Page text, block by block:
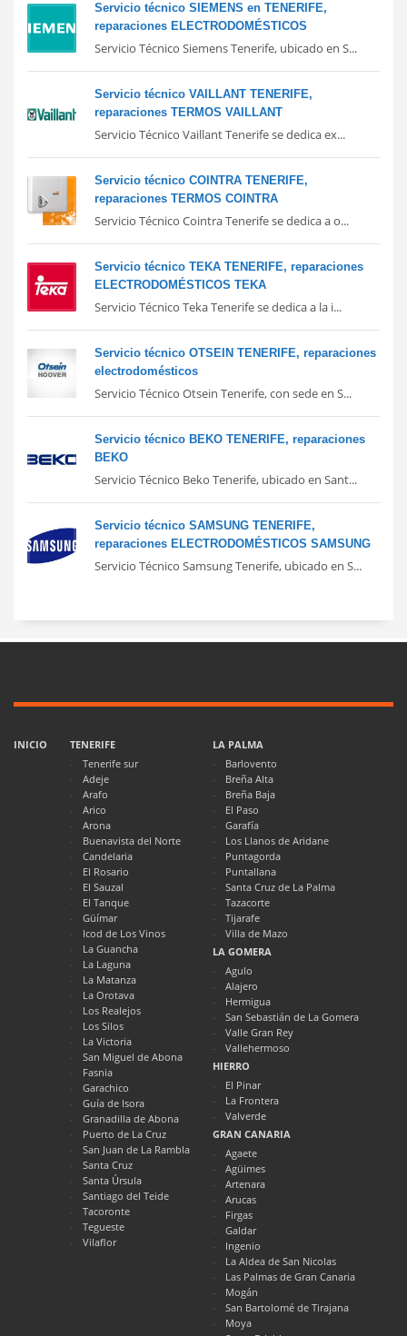
Servicio técnico SIEMENS en TENERIFE,
reparaciones ELECTRODOMÉSTICOS
Servicio Técnico Siemens Tenerife, ubicado en S...
Servicio técnico VAILLANT TENERIFE,
reparaciones TERMOS VAILLANT
Servicio Técnico Vaillant Tenerife se dedica ex...
Servicio técnico COINTRA TENERIFE,
reparaciones TERMOS COINTRA
Servicio Técnico Cointra Tenerife se dedica a o...
Servicio técnico TEKA TENERIFE, reparaciones
ELECTRODOMÉSTICOS TEKA
Servicio Técnico Teka Tenerife se dedica a la i...
Servicio técnico OTSEIN TENERIFE, reparaciones
electrodomésticos
Servicio Técnico Otsein Tenerife, con sede en S...
Servicio técnico BEKO TENERIFE, reparaciones
BEKO
Servicio Técnico Beko Tenerife, ubicado en Sant...
Servicio técnico SAMSUNG TENERIFE,
reparaciones ELECTRODOMÉSTICOS SAMSUNG
Servicio Técnico Samsung Tenerife, ubicado en S...
INICIO
TENERIFE
Tenerife sur
Adeje
Arafo
Arico
Arona
Buenavista del Norte
Candelaria
El Rosario
El Sauzal
El Tanque
Güímar
Icod de Los Vinos
La Guancha
La Laguna
La Matanza
La Orotava
Los Realejos
Los Silos
La Victoria
San Miguel de Abona
Fasnia
Garachico
Guía de Isora
Granadilla de Abona
Puerto de La Cruz
San Juan de La Rambla
Santa Cruz
Santa Úrsula
Santiago del Teide
Tacoronte
Tegueste
Vilaflor
LA PALMA
Barlovento
Breña Alta
Breña Baja
El Paso
Garafía
Los Llanos de Aridane
Puntagorda
Puntallana
Santa Cruz de La Palma
Tazacorte
Tijarafe
Villa de Mazo
LA GOMERA
Agulo
Alajero
Hermigua
San Sebastián de La Gomera
Valle Gran Rey
Vallehermoso
HIERRO
El Pinar
La Frontera
Valverde
GRAN CANARIA
Agaete
Agüimes
Artenara
Arucas
Firgas
Galdar
Ingenio
La Aldea de San Nicolas
Las Palmas de Gran Canaria
Mogán
San Bartolomé de Tirajana
Moya